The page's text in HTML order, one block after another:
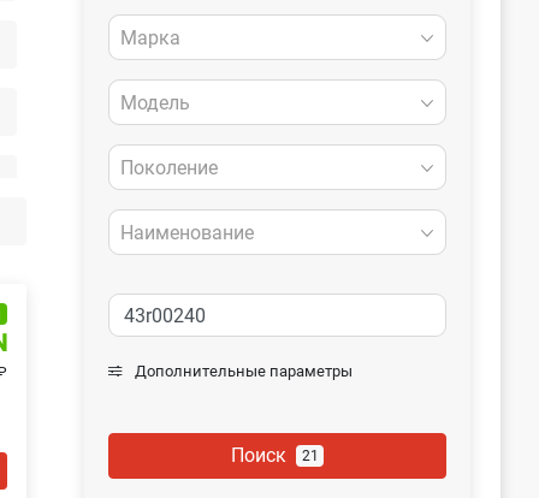
Марка
Модель
Поколение
Наименование
Дополнительные параметры
Поиск 21